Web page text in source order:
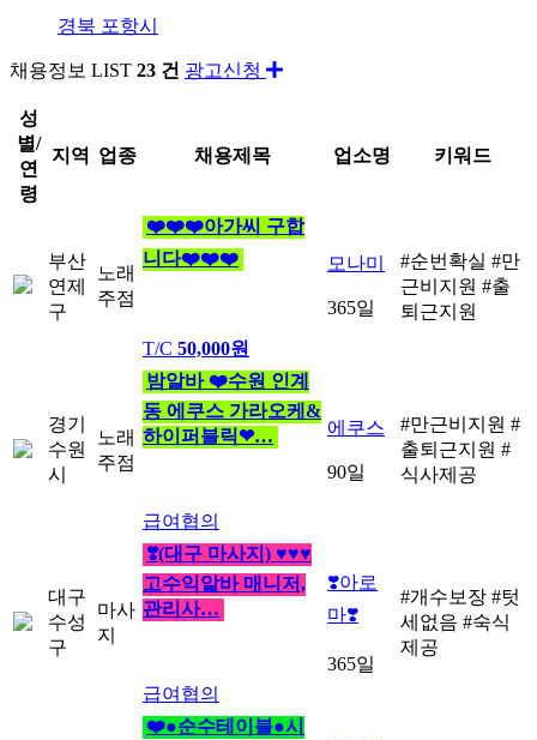
경북 포항시
채용정보 LIST 23 건 광고신청
성
별/
연
령
지역 업종 채용제목 업소명 키워드
부산
연제
구
노래
주점
❤️❤️❤️아가씨 구합
니다❤️❤️❤️
T/C 50,000원
모나미
365일
#순번확실 #만
근비지원 #출
퇴근지원
경기
수원
시
노래
주점
밤알바 ❤️수원 인계
동 에쿠스 가라오케&
하이퍼블릭❤…
급여협의
에쿠스
90일
#만근비지원 #
출퇴근지원 #
식사제공
대구
수성
구
마사
지
❣️(대구 마사지) ♥♥♥
고수익알바 매니저,
관리사…
급여협의
❣️아로
마❣️
365일
#개수보장 #텃
세없음 #숙식
제공
❤️●순수테이블●시